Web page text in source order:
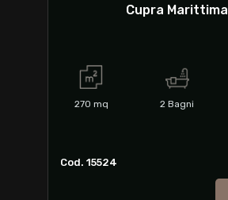
Cupra Marittima
270 mq 2 Bagni
Cod. 15524